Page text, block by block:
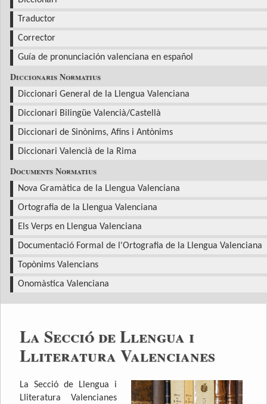
Traductor
Corrector
Guía de pronunciación valenciana en español
Diccionaris Normatius
Diccionari General de la Llengua Valenciana
Diccionari Bilingüe Valencià/Castellà
Diccionari de Sinònims, Afins i Antònims
Diccionari Valencià de la Rima
Documents Normatius
Nova Gramàtica de la Llengua Valenciana
Ortografia de la Llengua Valenciana
Els Verps en Llengua Valenciana
Documentació Formal de l'Ortografia de la Llengua Valenciana
Topònims Valencians
Onomàstica Valenciana
La Secció de Llengua i
Lliteratura Valencianes
La Secció de Llengua i
Lliteratura Valencianes